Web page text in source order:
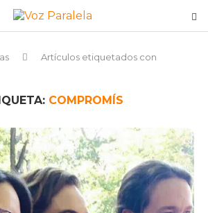
Artículos etiquetados con
COMPROMÍS